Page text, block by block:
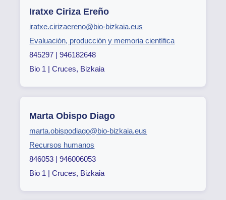
Iratxe Ciriza Ereño
iratxe.cirizaereno@bio-bizkaia.eus
Evaluación, producción y memoria científica
845297 | 946182648
Bio 1 | Cruces, Bizkaia
Marta Obispo Diago
marta.obispodiago@bio-bizkaia.eus
Recursos humanos
846053 | 946006053
Bio 1 | Cruces, Bizkaia